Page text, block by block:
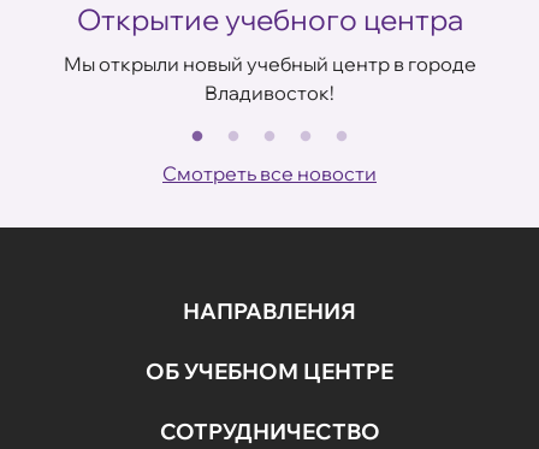
Открытие учебного центра
Мы открыли новый учебный центр в городе
Владивосток!
Смотреть все новости
НАПРАВЛЕНИЯ
ОБ УЧЕБНОМ ЦЕНТРЕ
СОТРУДНИЧЕСТВО